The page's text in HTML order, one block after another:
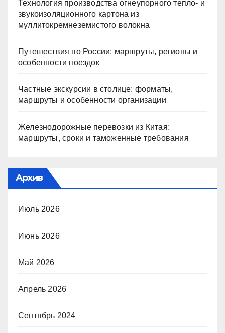
Технология производства огнеупорного тепло- и
звукоизоляционного картона из
муллитокремнеземистого волокна
Путешествия по России: маршруты, регионы и
особенности поездок
Частные экскурсии в столице: форматы,
маршруты и особенности организации
Железнодорожные перевозки из Китая:
маршруты, сроки и таможенные требования
Архив
Июль 2026
Июнь 2026
Май 2026
Апрель 2026
Сентябрь 2024